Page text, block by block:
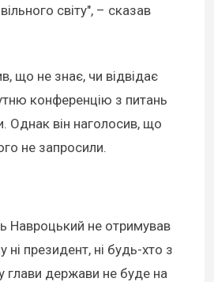
світу", – сказав
що не знає, чи відвідає
конференцію з питань
Однак він наголосив, що
не запросили.
Навроцький не отримував
президент, ні будь-хто з
глави держави не буде на